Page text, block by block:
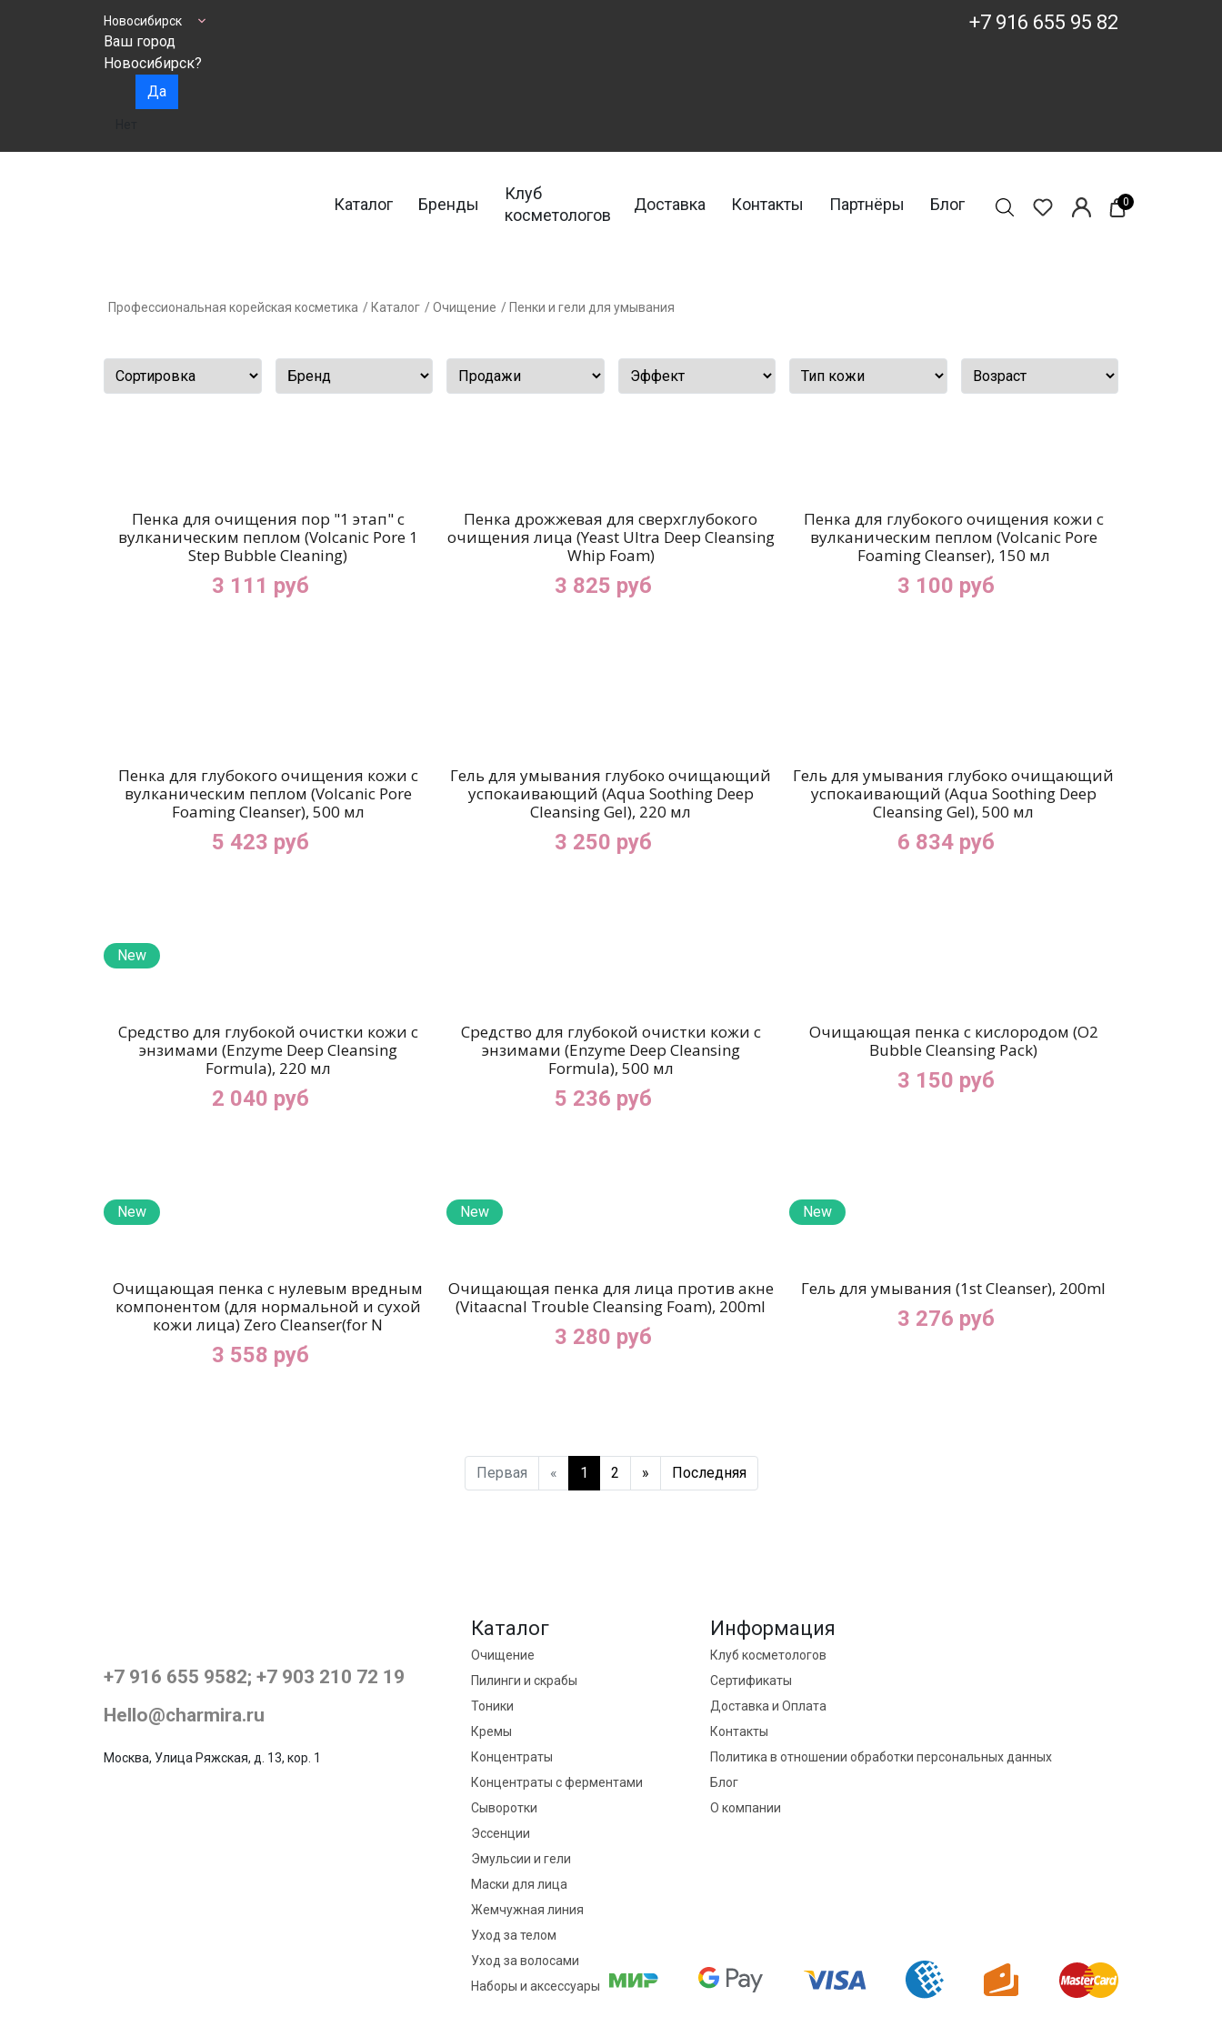
Новосибирск
Ваш город
Новосибирск?
Да
+7 916 655 95 82
Каталог Бренды
Клуб
косметологов
Доставка Контакты Партнёры Блог 0
Профессиональная корейская косметика / Каталог / Очищение / Пенки и гели для умывания
Пенка для очищения пор "1 этап" с
вулканическим пеплом (Volcanic Pore 1
Step Bubble Cleaning)
3 111 руб
Пенка дрожжевая для сверхглубокого
очищения лица (Yeast Ultra Deep Cleansing
Whip Foam)
3 825 руб
Пенка для глубокого очищения кожи с
вулканическим пеплом (Volcanic Pore
Foaming Cleanser), 150 мл
3 100 руб
Пенка для глубокого очищения кожи с
вулканическим пеплом (Volcanic Pore
Foaming Cleanser), 500 мл
5 423 руб
Гель для умывания глубоко очищающий
успокаивающий (Aqua Soothing Deep
Cleansing Gel), 220 мл
3 250 руб
Гель для умывания глубоко очищающий
успокаивающий (Aqua Soothing Deep
Cleansing Gel), 500 мл
6 834 руб
New
Средство для глубокой очистки кожи с
энзимами (Enzyme Deep Cleansing
Formula), 220 мл
2 040 руб
Средство для глубокой очистки кожи с
энзимами (Enzyme Deep Cleansing
Formula), 500 мл
5 236 руб
Очищающая пенка с кислородом (O2
Bubble Cleansing Pack)
3 150 руб
New
Очищающая пенка с нулевым вредным
компонентом (для нормальной и сухой
кожи лица) Zero Cleanser(for N
3 558 руб
New
Очищающая пенка для лица против акне
(Vitaacnal Trouble Cleansing Foam), 200ml
3 280 руб
New
Гель для умывания (1st Cleanser), 200ml
3 276 руб
Первая « 1 2 » Последняя
+7 916 655 9582; +7 903 210 72 19
Hello@charmira.ru
Москва, Улица Ряжская, д. 13, кор. 1
Каталог
Очищение
Пилинги и скрабы
Тоники
Кремы
Концентраты
Концентраты с ферментами
Сыворотки
Эссенции
Эмульсии и гели
Маски для лица
Жемчужная линия
Уход за телом
Уход за волосами
Наборы и аксессуары
Информация
Клуб косметологов
Сертификаты
Доставка и Оплата
Контакты
Политика в отношении обработки персональных данных
Блог
О компании